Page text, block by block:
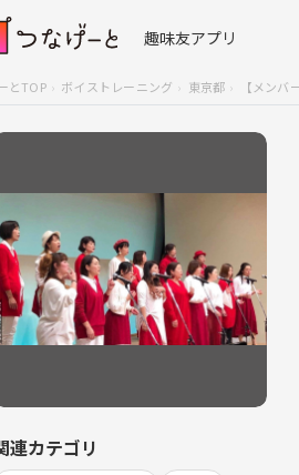
趣味友アプリ
とTOP ボイストレーニング 東京都 【メンバ
連カテゴリ